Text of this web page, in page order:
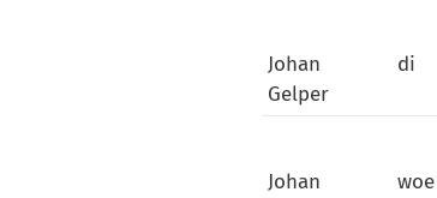
Johan
Gelper
di
Johan
woe